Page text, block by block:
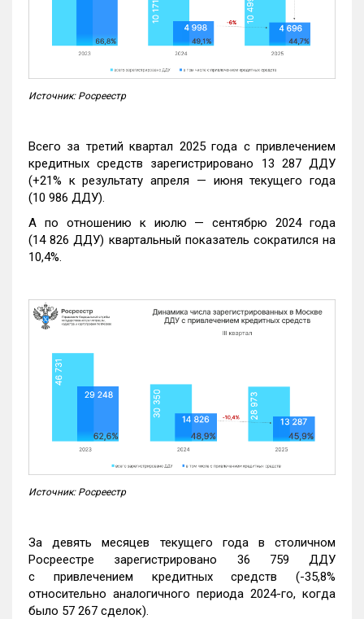
Источник: Росреестр
Всего за третий квартал 2025 года с привлечением
кредитных средств зарегистрировано 13 287 ДДУ
(+21% к результату апреля — июня текущего года
(10 986 ДДУ).
А по отношению к июлю — сентябрю 2024 года
(14 826 ДДУ) квартальный показатель сократился на
10,4%.
Источник: Росреестр
За девять месяцев текущего года в столичном
Росреестре зарегистрировано 36 759 ДДУ
с привлечением кредитных средств (-35,8%
относительно аналогичного периода 2024-го, когда
было 57 267 сделок).